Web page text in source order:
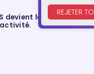
devient le premier
activité.
REJETER